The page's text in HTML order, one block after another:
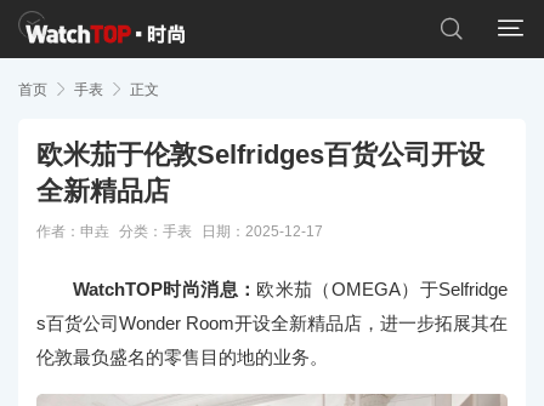


首页  手表  正文
欧米茄于伦敦Selfridges百货公司开设
全新精品店
作者：申垚 分类： 手表 日期：2025-12-17
WatchTOP时尚消息： 欧米茄（OMEGA）于Selfridge
s百货公司Wonder Room开设全新精品店，进一步拓展其在
伦敦最负盛名的零售目的地的业务。